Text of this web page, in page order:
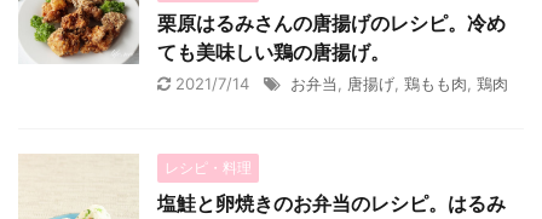
栗原はるみさんの唐揚げのレシピ。冷め
ても美味しい鶏の唐揚げ。
2021/7/14 お弁当 唐揚げ 鶏もも肉 鶏肉
レシピ・料理
塩鮭と卵焼きのお弁当のレシピ。はるみ